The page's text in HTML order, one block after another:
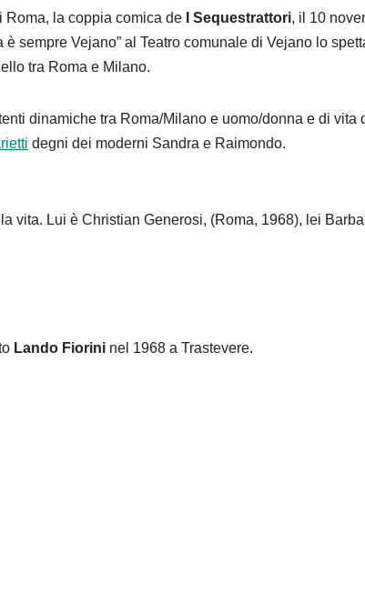
Roma, la coppia comica de I Sequestrattori, il 10
sempre Vejano” al Teatro comunale di Vejano lo
tra Roma e Milano.
dinamiche tra Roma/Milano e uomo/donna e di vita
degni dei moderni Sandra e Raimondo.
vita. Lui è Christian Generosi, (Roma, 1968), lei
Lando Fiorini nel 1968 a Trastevere.